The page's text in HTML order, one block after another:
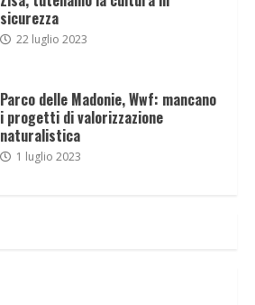
sicurezza
22 luglio 2023
Parco delle Madonie, Wwf: mancano
i progetti di valorizzazione
naturalistica
1 luglio 2023